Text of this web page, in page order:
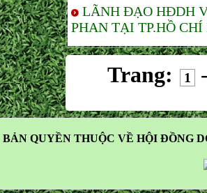
LÃNH ĐẠO HĐDH
PHAN TẠI TP.HỒ
Trang: 1
BẢN QUYỀN THUỘC VỀ HỘI ĐỒNG